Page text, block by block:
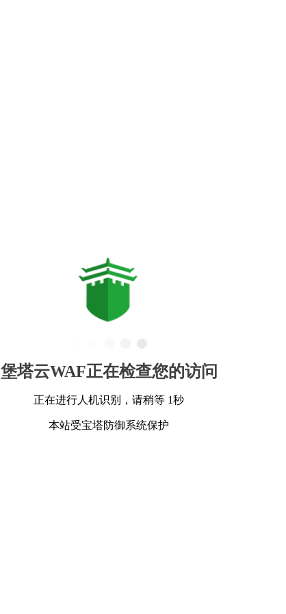
堡塔云WAF正在检查您的访问
正在进行人机识别，请稍等 1秒
本站受宝塔防御系统保护